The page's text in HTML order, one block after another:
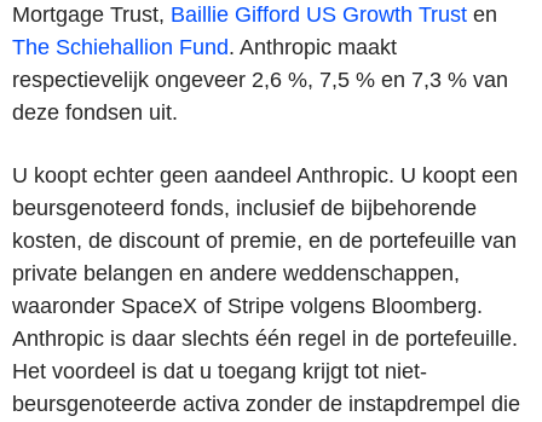
Mortgage Trust, Baillie Gifford US Growth Trust en
The Schiehallion Fund. Anthropic maakt
respectievelijk ongeveer 2,6 %, 7,5 % en 7,3 % van
deze fondsen uit.
U koopt echter geen aandeel Anthropic. U koopt een
beursgenoteerd fonds, inclusief de bijbehorende
kosten, de discount of premie, en de portefeuille van
private belangen en andere weddenschappen,
waaronder SpaceX of Stripe volgens Bloomberg.
Anthropic is daar slechts één regel in de portefeuille.
Het voordeel is dat u toegang krijgt tot niet-
beursgenoteerde activa zonder de instapdrempel die